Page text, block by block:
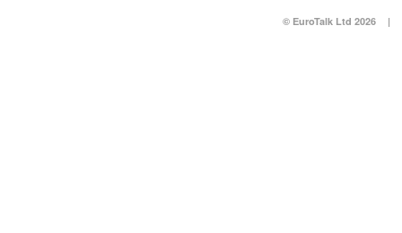
© EuroTalk Ltd 2026 |